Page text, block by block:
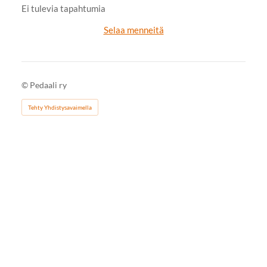
Ei tulevia tapahtumia
Selaa menneitä
© Pedaali ry
Tehty Yhdistysavaimella